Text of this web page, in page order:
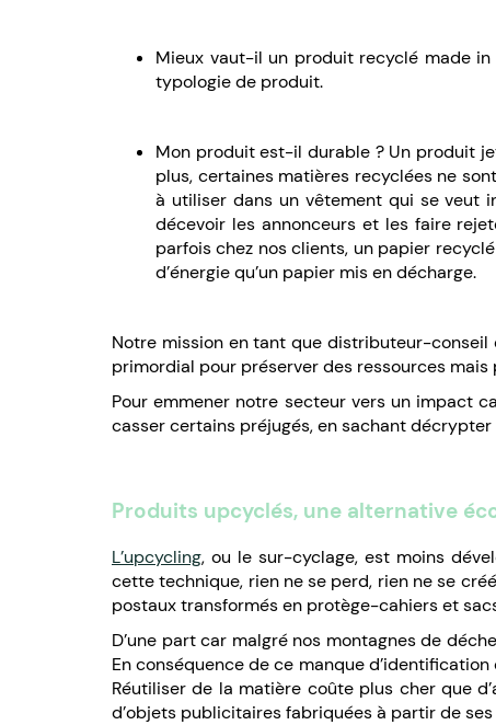
Mieux vaut-il un produit recyclé made in
typologie de produit.
Mon produit est-il durable ? Un produit
plus, certaines matières recyclées ne
à utiliser dans un vêtement qui se veut
décevoir les annonceurs et les faire
parfois chez nos clients, un papier
d’énergie qu’un papier mis en décharge.
Notre mission en tant que distributeur-
primordial pour préserver des ressources mais
Pour emmener notre secteur vers un impact
casser certains préjugés, en sachant
Produits upcyclés, une alternative
L’upcycling, ou le sur-cyclage, est moins
cette technique, rien ne se perd, rien ne se
postaux transformés en protège-cahiers et
D’une part car malgré nos montagnes de
En conséquence de ce manque
Réutiliser de la matière coûte plus cher que
d’objets publicitaires fabriquées à partir de